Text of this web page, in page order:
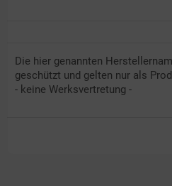
Die hier genannten
geschützt und gelten nur als
- keine Werksvertretung -